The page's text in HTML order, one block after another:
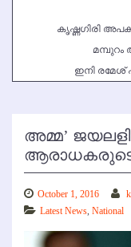
കൃഷ്ണഗിരി
ഇനി രമേശ്
അമ്മ’
October 1, 2016
Latest News, National